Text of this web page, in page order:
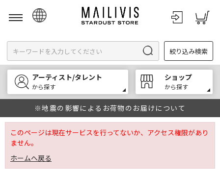
English
한국어
中文
絞り込み検索
アーティスト/タレント
から探す
ショップ
から探す
※地震の影響によるお荷物のお届けについて
このページは現在サービスを行ってないか、アクセス権限があり
ません。
ホームへ戻る